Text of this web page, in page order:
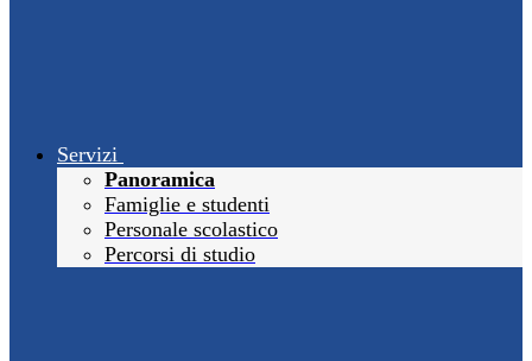
Servizi
Panoramica
Famiglie e studenti
Personale scolastico
Percorsi di studio